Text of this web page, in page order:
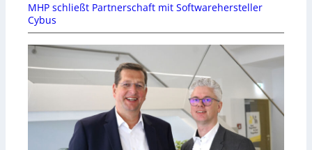
MHP schließt Partnerschaft mit Softwarehersteller
Cybus